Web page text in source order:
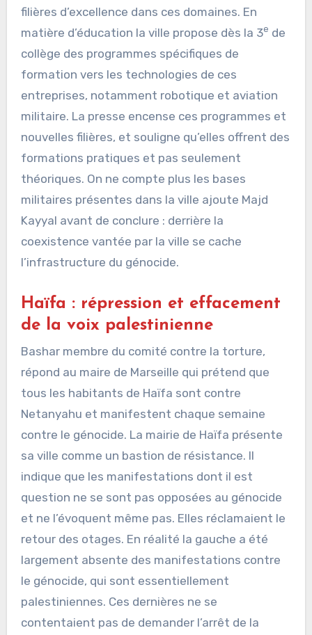
filières d’excellence dans ces domaines. En
matière d’éducation la ville propose dès la 3e de
collège des programmes spécifiques de
formation vers les technologies de ces
entreprises, notamment robotique et aviation
militaire. La presse encense ces programmes et
nouvelles filières, et souligne qu’elles offrent des
formations pratiques et pas seulement
théoriques. On ne compte plus les bases
militaires présentes dans la ville ajoute Majd
Kayyal avant de conclure : derrière la
coexistence vantée par la ville se cache
l’infrastructure du génocide.
Haïfa : répression et effacement
de la voix palestinienne
Bashar membre du comité contre la torture,
répond au maire de Marseille qui prétend que
tous les habitants de Haïfa sont contre
Netanyahu et manifestent chaque semaine
contre le génocide. La mairie de Haïfa présente
sa ville comme un bastion de résistance. Il
indique que les manifestations dont il est
question ne se sont pas opposées au génocide
et ne l’évoquent même pas. Elles réclamaient le
retour des otages. En réalité la gauche a été
largement absente des manifestations contre
le génocide, qui sont essentiellement
palestiniennes. Ces dernières ne se
contentaient pas de demander l’arrêt de la